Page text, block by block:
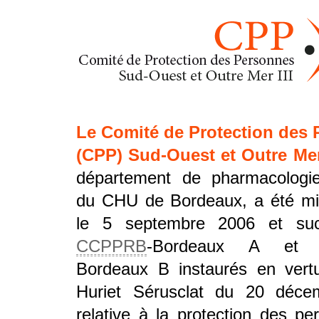
Le Comité de Protection des
(CPP) Sud-Ouest et Outre
département de
du CHU de Bordeaux, a été
le 5 septembre 2006 et
CCPPRB-Bordeaux A et
Bordeaux B instaurés en
Huriet Sérusclat du 20
relative à la protection des